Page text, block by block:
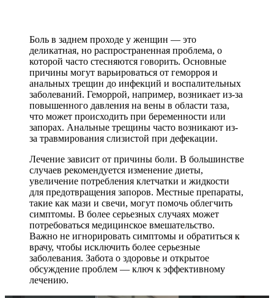
Боль в заднем проходе у женщин — это
деликатная, но распространенная проблема, о
которой часто стесняются говорить. Основные
причины могут варьироваться от геморроя и
анальных трещин до инфекций и воспалительных
заболеваний. Геморрой, например, возникает из-за
повышенного давления на вены в области таза,
что может происходить при беременности или
запорах. Анальные трещины часто возникают из-
за травмирования слизистой при дефекации.
Лечение зависит от причины боли. В большинстве
случаев рекомендуется изменение диеты,
увеличение потребления клетчатки и жидкости
для предотвращения запоров. Местные препараты,
такие как мази и свечи, могут помочь облегчить
симптомы. В более серьезных случаях может
потребоваться медицинское вмешательство.
Важно не игнорировать симптомы и обратиться к
врачу, чтобы исключить более серьезные
заболевания. Забота о здоровье и открытое
обсуждение проблем — ключ к эффективному
лечению.